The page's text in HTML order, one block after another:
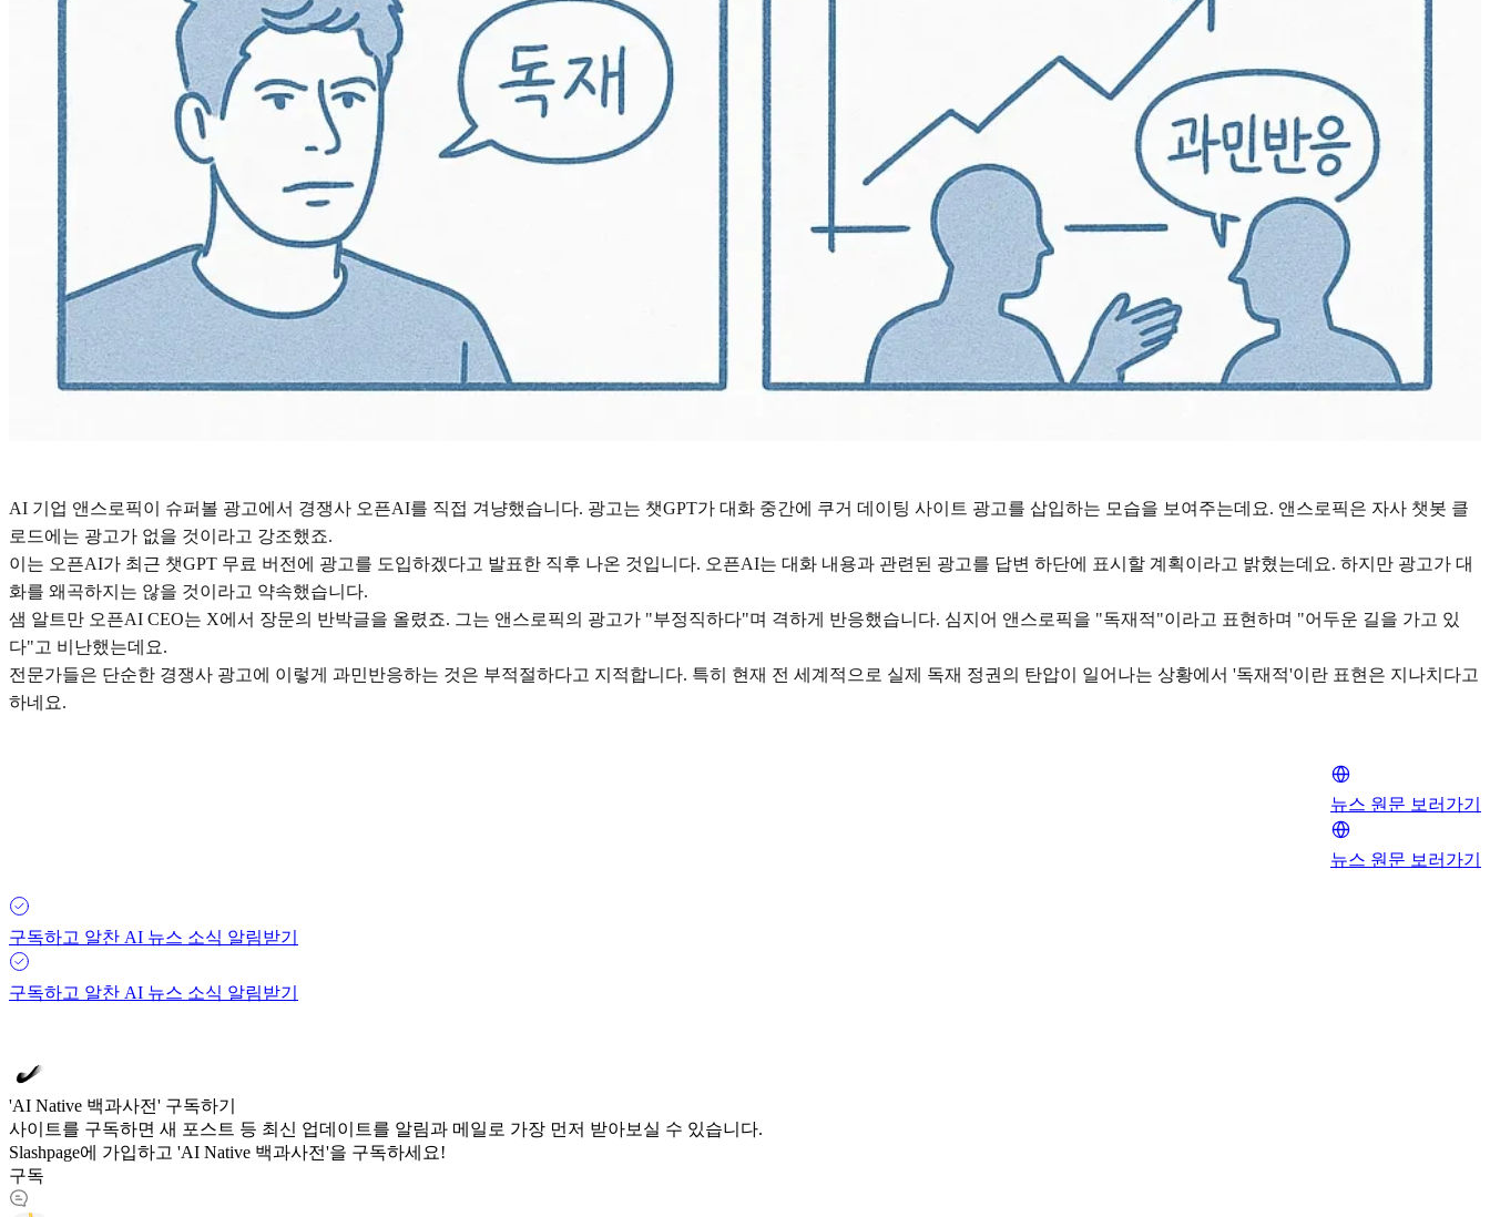
AI 기업 앤스로픽이 슈퍼볼 광고에서 경쟁사 오픈AI를 직접 겨냥했습니다. 광고는 챗GPT가 대화 중간에 쿠거 데이팅 사이트 광고를 삽입하는 모습을 보여주는데요. 앤스로픽은 자사 챗봇 클
로드에는 광고가 없을 것이라고 강조했죠.
이는 오픈AI가 최근 챗GPT 무료 버전에 광고를 도입하겠다고 발표한 직후 나온 것입니다. 오픈AI는 대화 내용과 관련된 광고를 답변 하단에 표시할 계획이라고 밝혔는데요. 하지만 광고가 대
화를 왜곡하지는 않을 것이라고 약속했습니다.
샘 알트만 오픈AI CEO는 X에서 장문의 반박글을 올렸죠. 그는 앤스로픽의 광고가 "부정직하다"며 격하게 반응했습니다. 심지어 앤스로픽을 "독재적"이라고 표현하며 "어두운 길을 가고 있
다"고 비난했는데요.
전문가들은 단순한 경쟁사 광고에 이렇게 과민반응하는 것은 부적절하다고 지적합니다. 특히 현재 전 세계적으로 실제 독재 정권의 탄압이 일어나는 상황에서 '독재적'이란 표현은 지나치다고
하네요.
뉴스 원문 보러가기
뉴스 원문 보러가기
구독하고 알찬 AI 뉴스 소식 알림받기
구독하고 알찬 AI 뉴스 소식 알림받기
'AI Native 백과사전' 구독하기
사이트를 구독하면 새 포스트 등 최신 업데이트를 알림과 메일로 가장 먼저 받아보실 수 있습니다.
Slashpage에 가입하고 'AI Native 백과사전'을 구독하세요!
구독